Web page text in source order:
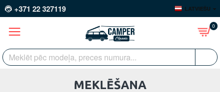
+371 22 327119 LATVIEŠU
0
MEKLĒŠANA